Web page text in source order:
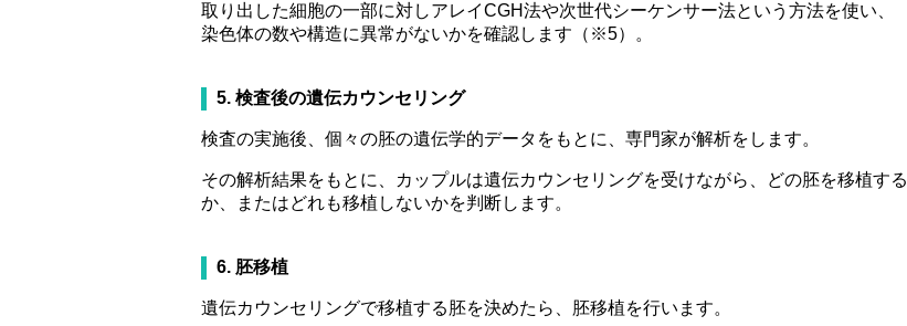
取り出した細胞の一部に対しアレイCGH法や次世代シーケンサー法という方法を使い、
染色体の数や構造に異常がないかを確認します（※5）。
5. 検査後の遺伝カウンセリング
検査の実施後、個々の胚の遺伝学的データをもとに、専門家が解析をします。
その解析結果をもとに、カップルは遺伝カウンセリングを受けながら、どの胚を移植する
か、またはどれも移植しないかを判断します。
6. 胚移植
遺伝カウンセリングで移植する胚を決めたら、胚移植を行います。